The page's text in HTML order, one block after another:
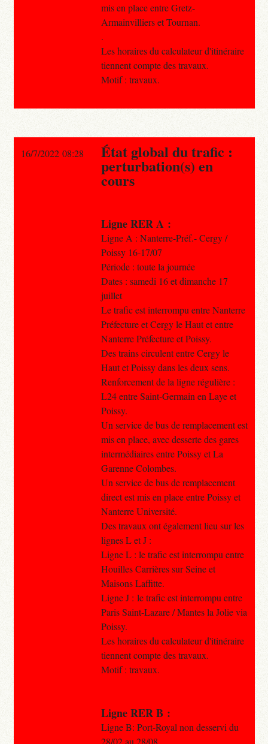
mis en place entre Gretz-
Armainvilliers et Tournan.
.
Les horaires du calculateur d'itinéraire
tiennent compte des travaux.
Motif : travaux.
16/7/2022 08:28 État global du trafic :
perturbation(s) en
cours
Ligne RER A :
Ligne A : Nanterre-Préf.- Cergy /
Poissy 16-17/07
Période : toute la journée
Dates : samedi 16 et dimanche 17
juillet
Le trafic est interrompu entre Nanterre
Préfecture et Cergy le Haut et entre
Nanterre Préfecture et Poissy.
Des trains circulent entre Cergy le
Haut et Poissy dans les deux sens.
Renforcement de la ligne régulière :
L24 entre Saint-Germain en Laye et
Poissy.
Un service de bus de remplacement est
mis en place, avec desserte des gares
intermédiaires entre Poissy et La
Garenne Colombes.
Un service de bus de remplacement
direct est mis en place entre Poissy et
Nanterre Université.
Des travaux ont également lieu sur les
lignes L et J :
Ligne L : le trafic est interrompu entre
Houilles Carrières sur Seine et
Maisons Laffitte.
Ligne J : le trafic est interrompu entre
Paris Saint-Lazare / Mantes la Jolie via
Poissy.
Les horaires du calculateur d'itinéraire
tiennent compte des travaux.
Motif : travaux.
Ligne RER B :
Ligne B: Port-Royal non desservi du
28/02 au 28/08